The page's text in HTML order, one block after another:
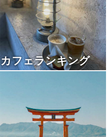
カフェランキング